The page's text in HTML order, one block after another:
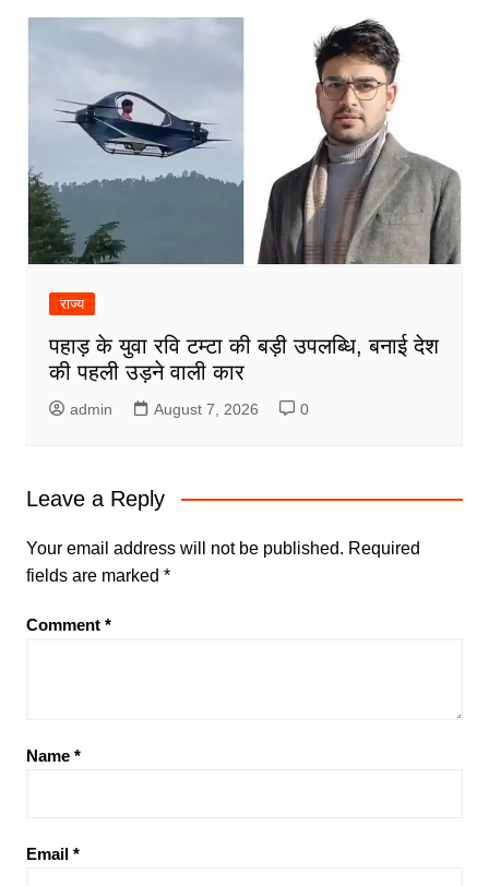
राज्य
पहाड़ के युवा रवि टम्टा की बड़ी उपलब्धि, बनाई देश
की पहली उड़ने वाली कार
admin August 7, 2026 0
Leave a Reply
Your email address will not be published. Required
fields are marked *
Comment *
Name *
Email *